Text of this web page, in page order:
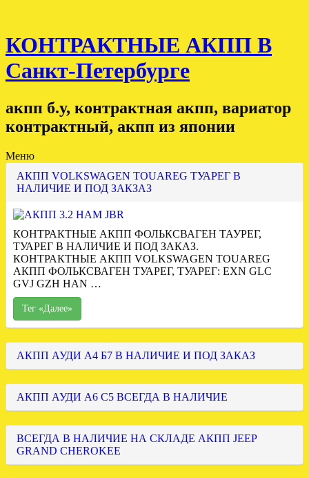
КОНТРАКТНЫЕ АКПП В
Санкт-Петербурге
акпп б.у, контрактная акпп, вариатор
контрактный, акпп из японии
Меню
АКПП VOLKSWAGEN TOUAREG ТУАРЕГ В
НАЛИЧИЕ И ПОД ЗАКЗАЗ
КОНТРАКТНЫЕ АКПП ФОЛЬКСВАГЕН ТАУРЕГ,
ТУАРЕГ В НАЛИЧИЕ И ПОД ЗАКАЗ.
КОНТРАКТНЫЕ АКПП VOLKSWAGEN TOUAREG
АКПП ФОЛЬКСВАГЕН ТУАРЕГ, ТУАРЕГ: EXN GLC
GVJ GZH HAN …
Тег «Далее»
АКПП АУДИ А4 Б7 В НАЛИЧИЕ И ПОД ЗАКАЗ
АКПП АУДИ А6 С5 ВСЕГДА В НАЛИЧИЕ
ВСЕГДА В НАЛИЧИЕ НА СКЛАДЕ АКПП JEEP
GRAND CHEROKEE